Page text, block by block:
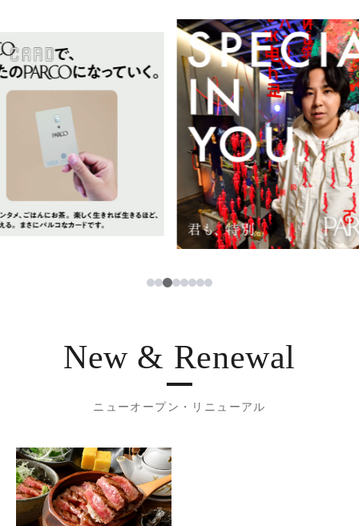
ニュース
レストラン・カフェ
TAX FREE
PARCOメンバーズ
JP
한국어
ภาษาไทย
日本語
1234567
New & Renewal
ニューオープン・リニューアル